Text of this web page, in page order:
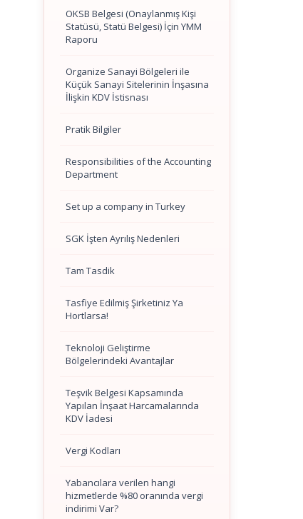
OKSB Belgesi (Onaylanmış Kişi
Statüsü, Statü Belgesi) İçin YMM
Raporu
Organize Sanayi Bölgeleri ile
Küçük Sanayi Sitelerinin İnşasına
İlişkin KDV İstisnası
Pratik Bilgiler
Responsibilities of the Accounting
Department
Set up a company in Turkey
SGK İşten Ayrılış Nedenleri
Tam Tasdik
Tasfiye Edilmiş Şirketiniz Ya
Hortlarsa!
Teknoloji Geliştirme
Bölgelerindeki Avantajlar
Teşvik Belgesi Kapsamında
Yapılan İnşaat Harcamalarında
KDV İadesi
Vergi Kodları
Yabancılara verilen hangi
hizmetlerde %80 oranında vergi
indirimi Var?